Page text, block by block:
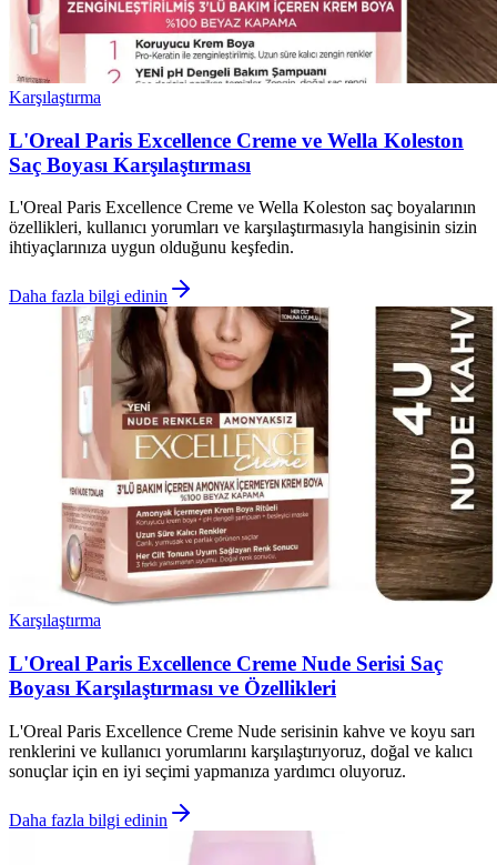
Karşılaştırma
L'Oreal Paris Excellence Creme ve Wella Koleston
Saç Boyası Karşılaştırması
L'Oreal Paris Excellence Creme ve Wella Koleston saç boyalarının
özellikleri, kullanıcı yorumları ve karşılaştırmasıyla hangisinin sizin
ihtiyaçlarınıza uygun olduğunu keşfedin.
Daha fazla bilgi edinin
Karşılaştırma
L'Oreal Paris Excellence Creme Nude Serisi Saç
Boyası Karşılaştırması ve Özellikleri
L'Oreal Paris Excellence Creme Nude serisinin kahve ve koyu sarı
renklerini ve kullanıcı yorumlarını karşılaştırıyoruz, doğal ve kalıcı
sonuçlar için en iyi seçimi yapmanıza yardımcı oluyoruz.
Daha fazla bilgi edinin